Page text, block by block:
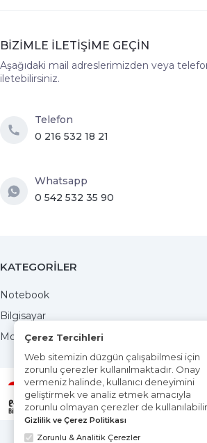
BİZİMLE İLETİŞİME GEÇİN
Aşağıdaki mail adreslerimizden veya
iletebilirsiniz.
Telefon
0 216 532 18 21
Whatsapp
0 542 532 35 90
KATEGORİLER
Notebook
Bilgisayar
Monitörler
E-ticaret bilgi platformu
ETBIS'e kayıtlıdır
Çerez Tercihleri
Web sitemizin düzgün çalışabilmesi için
zorunlu çerezler kullanılmaktadır. Onay
vermeniz halinde, kullanıcı deneyimini
geliştirmek ve analiz etmek amacıyla
zorunlu olmayan çerezler de kullanılabilir.
Gizlilik ve Çerez Politikası
Zorunlu & Analitik Çerezler